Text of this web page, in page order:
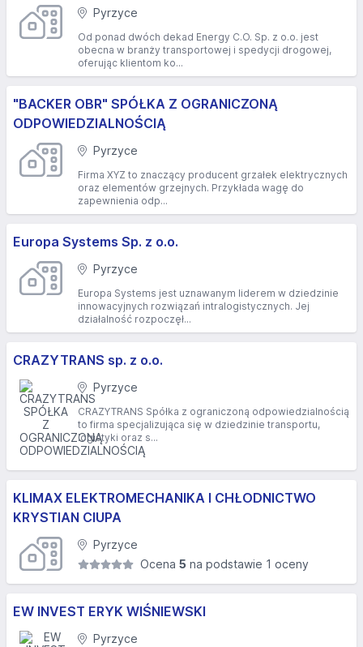
Pyrzyce
Od ponad dwóch dekad Energy C.O. Sp. z o.o. jest
obecna w branży transportowej i spedycji drogowej,
oferując klientom ko...
"BACKER OBR" SPÓŁKA Z OGRANICZONĄ
ODPOWIEDZIALNOŚCIĄ
Pyrzyce
Firma XYZ to znaczący producent grzałek elektrycznych
oraz elementów grzejnych. Przykłada wagę do
zapewnienia odp...
Europa Systems Sp. z o.o.
Pyrzyce
Europa Systems jest uznawanym liderem w dziedzinie
innowacyjnych rozwiązań intralogistycznych. Jej
działalność rozpoczęł...
CRAZYTRANS sp. z o.o.
Pyrzyce
CRAZYTRANS Spółka z ograniczoną odpowiedzialnością
to firma specjalizująca się w dziedzinie transportu,
logistyki oraz s...
KLIMAX ELEKTROMECHANIKA I CHŁODNICTWO
KRYSTIAN CIUPA
Pyrzyce
Ocena 5 na podstawie 1 oceny
EW INVEST ERYK WIŚNIEWSKI
Pyrzyce